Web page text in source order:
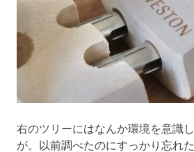
右のツリーにはなんか環境を意識
が。以前調べたのにすっかり忘れ